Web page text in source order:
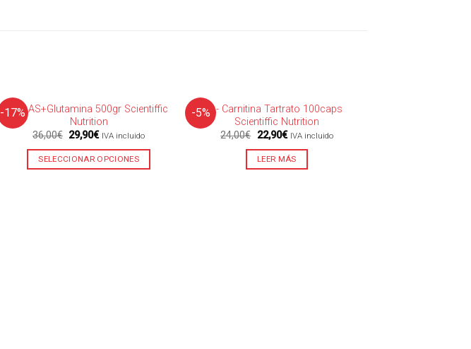
-17% SIN EXISTENCIAS
BCAAS+Glutamina 500gr Scientiffic
Nutrition
36,00€ El
original
era:
29,90€El
actual
es:
IVA incluido
SELECCIONAR OPCIONES
-5% SIN EXISTENCIAS
L- Carnitina Tartrato 100caps
Scientiffic Nutrition
24,00€ El
original
era:
22,90€El
actual
es:
IVA incluido
LEER MÁS